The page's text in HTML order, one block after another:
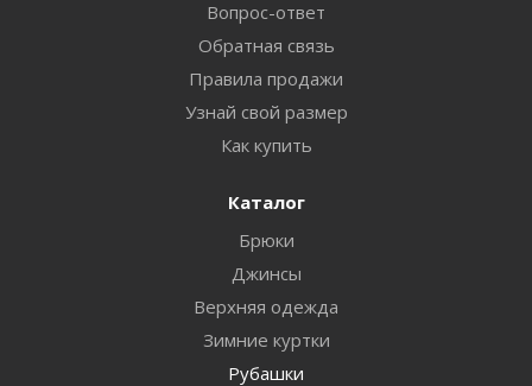
Вопрос-ответ
Обратная связь
Правила продажи
Узнай свой размер
Как купить
Каталог
Брюки
Джинсы
Верхняя одежда
Зимние куртки
Рубашки